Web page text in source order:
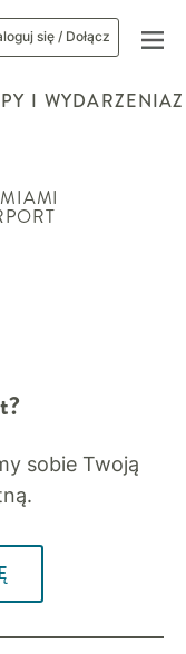
się / Dołącz
I WYDARZENIA
MIAMI
sobie Twoją